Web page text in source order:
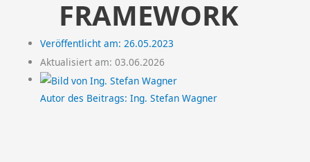
FRAMEWORK
Veröffentlicht am:26.05.2023
Aktualisiert am: 03.06.2026
Autor des Beitrags: Ing. Stefan Wagner